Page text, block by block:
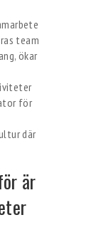
team
ökar
för
där
är